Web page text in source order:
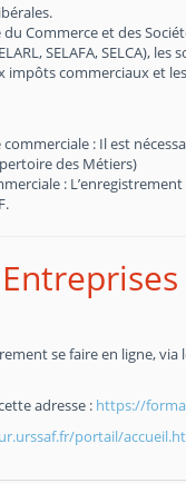
Commerce et des
SELAFA, SELCA),
impôts commerciaux et
: Il est
des Métiers)
:
se faire en ligne, via
adresse : https://
portail/